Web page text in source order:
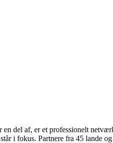
del af, er et professionelt
i fokus. Partnere fra 45 lande